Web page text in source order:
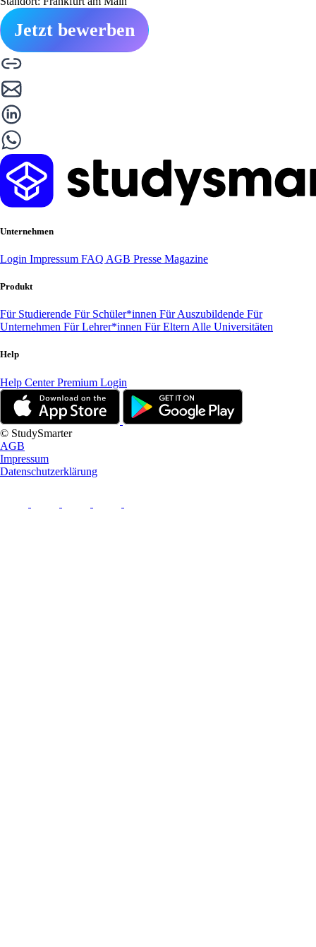
Jetzt bewerben
Unternehmen
Login Impressum FAQ AGB Presse Magazine
Produkt
Für Studierende Für Schüler*innen Für Auszubildende Für
Unternehmen Für Lehrer*innen Für Eltern Alle Universitäten
Help
Help CenterPremium Login
© StudySmarter
AGB
Impressum
Datenschutzerklärung